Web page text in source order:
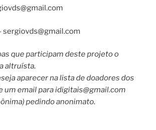
sergiovds@gmail.com
que participam deste projeto o
altruísta.
aparecer na lista de doadores dos
um email paraidigitais@gmail.com
pedindo anonimato.